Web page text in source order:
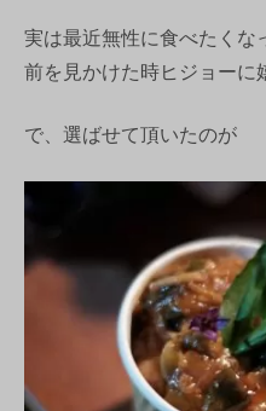
実は最近無性に食べたくな
前を見かけた時ヒジョーに
で、選ばせて頂いたのが